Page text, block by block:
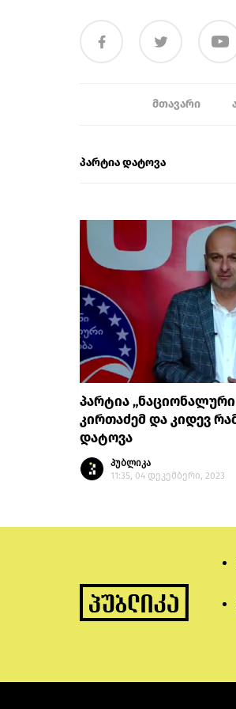
ᲛᲗᲐᲕᲐᲠᲘ
პარტია დატოვა
პარტია
კირთაძემ და კიდევ
დატოვა
პუბლიკა
11:35, 04 დეკემბერი, 2023